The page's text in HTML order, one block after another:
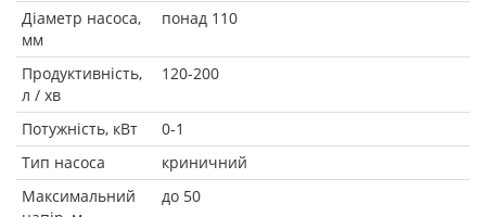
Діаметр насоса,
мм
понад 110
Продуктивність,
л / хв
120-200
Потужність, кВт
0-1
Тип насоса
криничний
Максимальний
до 50